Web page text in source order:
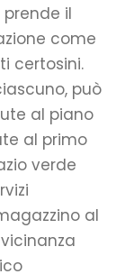
il
come
certosini.
può
al piano
al primo
verde
al